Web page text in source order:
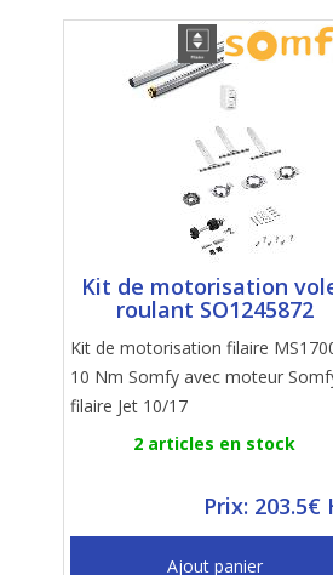
Kit de motorisation
roulant SO1245872
Kit de motorisation filaire
10 Nm Somfy avec moteur
filaire Jet 10/17
2 articles en stock
Prix: 203.5€
Ajout panier